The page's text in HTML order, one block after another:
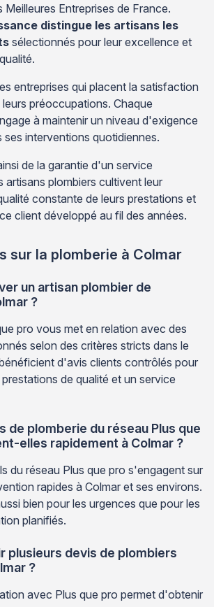
Meilleures Entreprises de France.
distingue les artisans les
sélectionnés pour leur excellence et
entreprises qui placent la satisfaction
préoccupations. Chaque
à maintenir un niveau d'exigence
interventions quotidiennes.
de la garantie d'un service
artisans plombiers cultivent leur
constante de leurs prestations et
client développé au fil des années.
sur la plomberie à Colmar
un artisan plombier de
?
pro vous met en relation avec des
selon des critères stricts dans le
d'avis clients contrôlés pour
de qualité et un service
de plomberie du réseau Plus que
elles rapidement à Colmar ?
du réseau Plus que pro s'engagent sur
rapides à Colmar et ses environs.
bien pour les urgences que pour les
planifiés.
plusieurs devis de plombiers
?
avec Plus que pro permet d'obtenir